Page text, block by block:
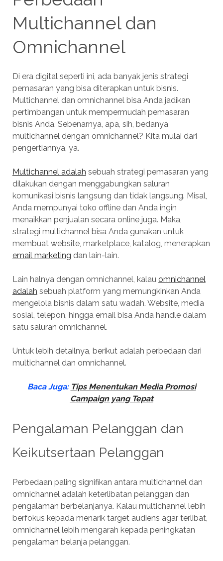
Multichannel dan
Omnichannel
Di era digital seperti ini, ada banyak jenis strategi
pemasaran yang bisa diterapkan untuk bisnis.
Multichannel dan omnichannel bisa Anda jadikan
pertimbangan untuk mempermudah pemasaran
bisnis Anda. Sebenarnya, apa, sih, bedanya
multichannel dengan omnichannel? Kita mulai dari
pengertiannya, ya.
Multichannel adalah sebuah strategi pemasaran yang
dilakukan dengan menggabungkan saluran
komunikasi bisnis langsung dan tidak langsung. Misal,
Anda mempunyai toko offline dan Anda ingin
menaikkan penjualan secara online juga. Maka,
strategi multichannel bisa Anda gunakan untuk
membuat website, marketplace, katalog, menerapkan
email marketing dan lain-lain.
Lain halnya dengan omnichannel, kalau omnichannel
adalah sebuah platform yang memungkinkan Anda
mengelola bisnis dalam satu wadah. Website, media
sosial, telepon, hingga email bisa Anda handle dalam
satu saluran omnichannel.
Untuk lebih detailnya, berikut adalah perbedaan dari
multichannel dan omnichannel.
Baca Juga: Tips Menentukan Media Promosi
Campaign yang Tepat
Pengalaman Pelanggan dan
Keikutsertaan Pelanggan
Perbedaan paling signifikan antara multichannel dan
omnichannel adalah keterlibatan pelanggan dan
pengalaman berbelanjanya. Kalau multichannel lebih
berfokus kepada menarik target audiens agar terlibat,
omnichannel lebih mengarah kepada peningkatan
pengalaman belanja pelanggan.